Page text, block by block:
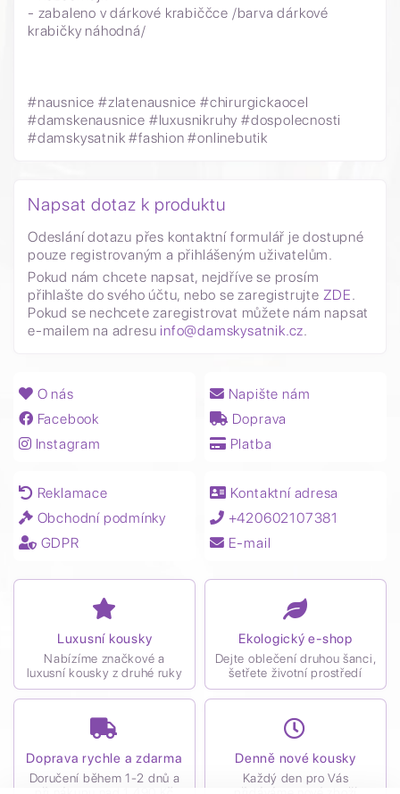
- zabaleno v dárkové krabiččce /barva dárkové
krabičky náhodná/
#nausnice #zlatenausnice #chirurgickaocel
#damskenausnice #luxusnikruhy #dospolecnosti
#damskysatnik #fashion #onlinebutik
Napsat dotaz k produktu
Odeslání dotazu přes kontaktní formulář je dostupné
pouze registrovaným a přihlášeným uživatelům.
Pokud nám chcete napsat, nejdříve se prosím
přihlašte do svého účtu, nebo se zaregistrujte ZDE.
Pokud se nechcete zaregistrovat můžete nám napsat
e-mailem na adresu info@damskysatnik.cz.
O nás
Facebook
Instagram
Napište nám
Doprava
Platba
Reklamace
Obchodní podmínky
GDPR
Kontaktní adresa
+420602107381
E-mail
Luxusní kousky
Nabízíme značkové a
luxusní kousky z druhé ruky
Ekologický e-shop
Dejte oblečení druhou šanci,
šetřete životní prostředí
Doprava rychle a zdarma
Doručení během 1-2 dnů a
Denně nové kousky
Každý den pro Vás